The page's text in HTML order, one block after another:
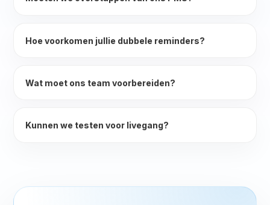
Hoe voorkomen jullie dubbele reminders?
Wat moet ons team voorbereiden?
Kunnen we testen voor livegang?